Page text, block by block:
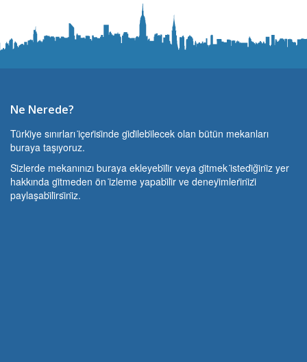
Ne Nerede?
Türki̇ye sınırları i̇çeri̇si̇nde gi̇di̇lebi̇lecek olan bütün mekanları
buraya taşıyoruz.
Si̇zlerde mekanınızı buraya ekleyebi̇li̇r veya gi̇tmek i̇stedi̇ği̇ni̇z yer
hakkında gi̇tmeden ön i̇zleme yapabi̇li̇r ve deneyi̇mleri̇ni̇zi̇
paylaşabi̇li̇rsi̇ni̇z.